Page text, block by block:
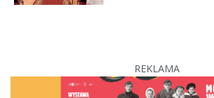
REKLAMA